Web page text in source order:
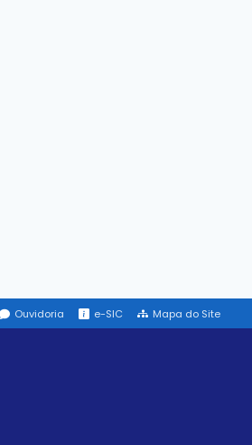
Ouvidoria e-SIC Mapa do Site